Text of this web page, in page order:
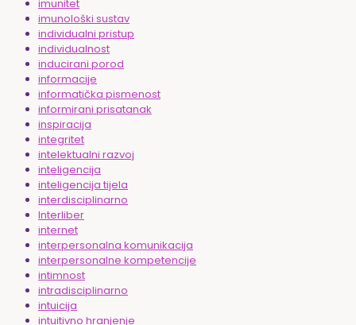
imunitet
imunološki sustav
individualni pristup
individualnost
inducirani porod
informacije
informatička pismenost
informirani prisatanak
inspiracija
integritet
intelektualni razvoj
inteligencija
inteligencija tijela
interdisciplinarno
Interliber
internet
interpersonalna komunikacija
interpersonalne kompetencije
intimnost
intradisciplinarno
intuicija
intuitivno hranjenje